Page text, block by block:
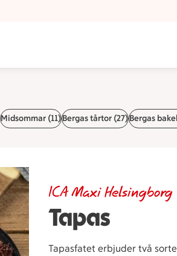
Midsommar (11)Bergas tårtor (27)Bergas
Tapas
ICA Maxi Helsingborg
Tapasfatet erbjuder två